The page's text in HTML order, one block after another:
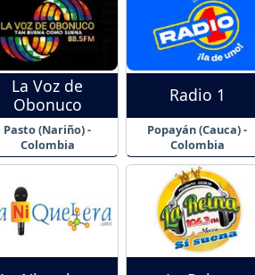
La Voz de
Obonuco
Pasto (Nariño) -
Colombia
Radio 1
Popayán (Cauca) -
Colombia